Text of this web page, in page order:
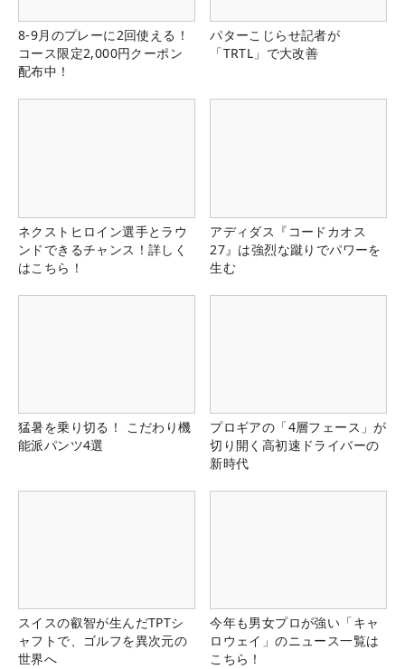
8-9月のプレーに2回使える！
コース限定2,000円クーポン
配布中！
パターこじらせ記者が
「TRTL」で大改善
ネクストヒロイン選手とラウ
ンドできるチャンス！詳しく
はこちら！
アディダス『コードカオス
27』は強烈な蹴りでパワーを
生む
猛暑を乗り切る！ こだわり機
能派パンツ4選
プロギアの「4層フェース」が
切り開く高初速ドライバーの
新時代
スイスの叡智が生んだTPTシ
ャフトで、ゴルフを異次元の
世界へ
今年も男女プロが強い「キャ
ロウェイ」のニュース一覧は
こちら！